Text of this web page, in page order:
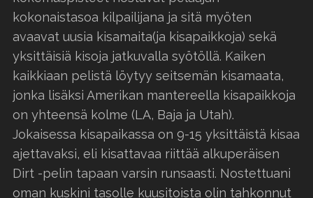
kokonaistasoa kilpailijana ja sitä myöten
avaavat uusia kisamaita(ja kisapaikkoja) sekä
yksittäisiä kisoja jatkuvalla syötöllä. Kaiken
kaikkiaan pelistä löytyy seitsemän kisamaata,
jonka lisäksi Amerikan mantereella kisapaikkoja
on yhteensä kolme (LA, Baja ja Utah).
Jokaisessa kisapaikassa on 9-15 yksittäistä kisaa
ajettavaksi, eli kisattavaa riittää alkuperäisen
Dirt -pelin tapaan varsin runsaasti. Nostettuani
oman kuskini tasolle kuusitoista olin tahkonnut